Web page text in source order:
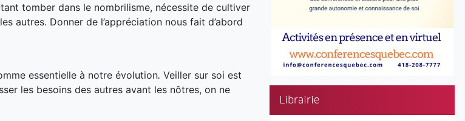
Librairie
tomber dans le nombrilisme, nécessite de cultiver
autres. Donner de l’appréciation nous fait d’abord
essentielle à notre évolution. Veiller sur soi est
les besoins des autres avant les nôtres, on ne